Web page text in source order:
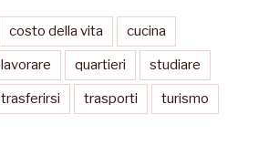
costo della vita cucina
lavorare quartieri studiare
trasferirsi trasporti turismo